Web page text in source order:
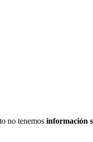
no tenemos información